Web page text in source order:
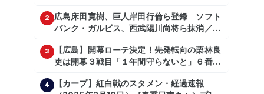
2
広島床田寛樹、巨人岸田行倫ら登録 ソフト
バンク・ガルビス、西武陽川尚将ら抹消／２
3
【広島】開幕ローテ決定！先発転向の栗林良
吏は開幕３戦目「１年間守らないと」６番手
4
【カープ】紅白戦のスタメン・経過速報